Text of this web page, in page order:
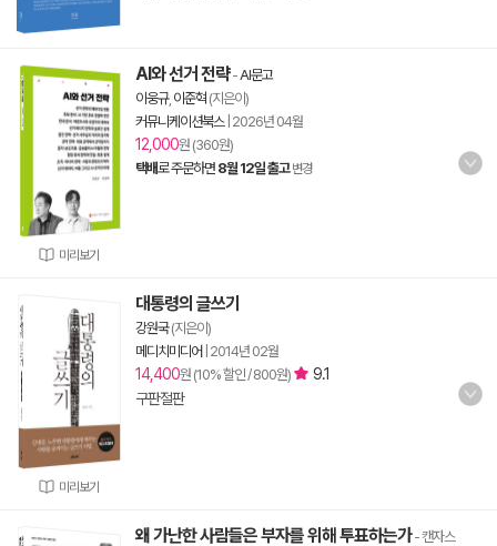
미리보기
AI와 선거 전략-AI문고
이웅규, 이준혁 (지은이)
커뮤니케이션북스| 2026년 04월
12,000원 (360원)
택배로 주문하면 8월 12일 출고 변경
미리보기
대통령의 글쓰기
강원국(지은이)
메디치미디어 2014년 02월
14,400원 (10% 할인 / 800원)
9.1
구판절판
왜 가난한 사람들은 부자를 위해 투표하는가- 캔자스